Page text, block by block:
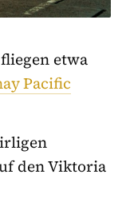
etwa
Pacific
den Viktoria